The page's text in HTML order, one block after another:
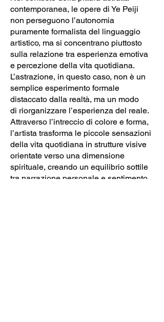
contemporanea, le opere di Ye Peiji
non perseguono l’autonomia
puramente formalista del linguaggio
artistico, ma si concentrano piuttosto
sulla relazione tra esperienza emotiva
e percezione della vita quotidiana.
L’astrazione, in questo caso, non è un
semplice esperimento formale
distaccato dalla realtà, ma un modo
di riorganizzare l’esperienza del reale.
Attraverso l’intreccio di colore e forma,
l’artista trasforma le piccole sensazioni
della vita quotidiana in strutture visive
orientate verso una dimensione
spirituale, creando un equilibrio sottile
tra narrazione personale e sentimento